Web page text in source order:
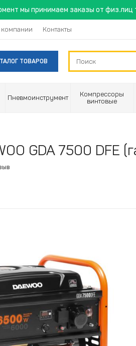
мы принимаем заказы от физ.лиц
компании Контакты
ТОВАРОВ
Пневмоинструмент
Компрессоры
винтовые
GDA 7500 DFE